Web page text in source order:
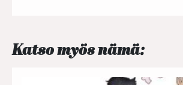
Katso myös nämä: